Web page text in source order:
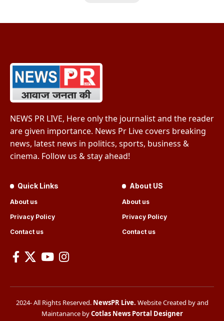
NEWS PR LIVE, Here only the journalist and the reader
are given importance. News Pr Live covers breaking
news, latest news in politics, sports, business &
cinema. Follow us & stay ahead!
Quick Links
About us
Privacy Policy
Contact us
About US
About us
Privacy Policy
Contact us
2024- All Rights Reserved. NewsPR Live. Website Created by and
Maintanance byCotlas News Portal Designer